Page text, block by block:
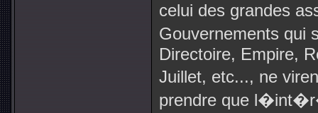
celui des grandes
Gouvernements
Directoire, Empire,
Juillet, etc..., ne
prendre que